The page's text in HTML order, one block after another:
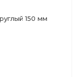
150 мм